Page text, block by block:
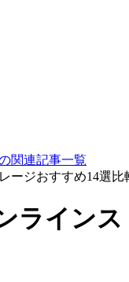
関連記事一覧
ージおすすめ14選
ライン